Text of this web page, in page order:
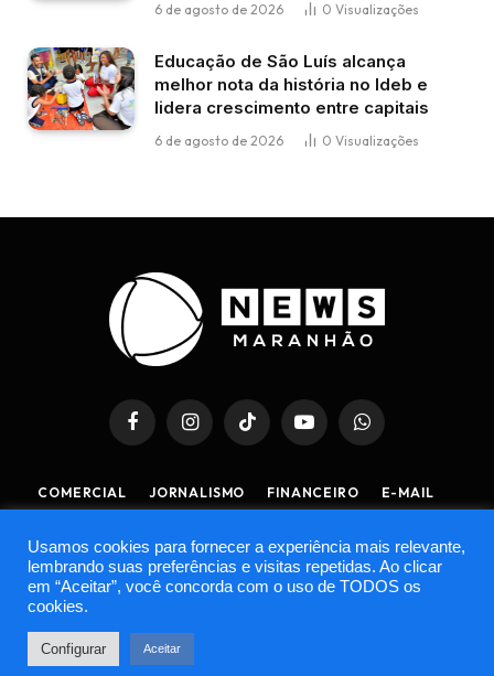
6 de agosto de 2026 0 Visualizações
Educação de São Luís alcança
melhor nota da história no Ideb e
lidera crescimento entre capitais
6 de agosto de 2026 0 Visualizações
FacebookInstagramTikTok YouTubeWhatsApp
COMERCIAL JORNALISMO FINANCEIRO
E-MAIL
TERMOS DE USO
© 2026 Record News Maranhão | Record News | Todos os
direitos reservados. | Desenvolvido por
Usamos cookies para fornecer a experiência mais relevante,
lembrando suas preferências e visitas repetidas. Ao clicar
em “Aceitar”, você concorda com o uso de TODOS os
cookies.
Configurar Aceitar